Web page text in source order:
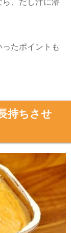
、だし汁に溶
たポイントも
持ちさせ